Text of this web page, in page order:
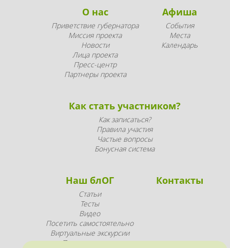
О нас
Приветствие губернатора
Миссия проекта
Новости
Лица проекта
Пресс-центр
Партнеры проекта
Афиша
События
Места
Календарь
Как стать участником?
Как записаться?
Правила участия
Частые вопросы
Бонусная система
Наш блОГ
Статьи
Тесты
Видео
Посетить самостоятельно
Виртуальные экскурсии
Промопродукция
Контакты